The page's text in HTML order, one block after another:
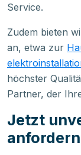
Service.
Zudem bieten
an, etwa zur
höchster
Partner, der
Jetzt